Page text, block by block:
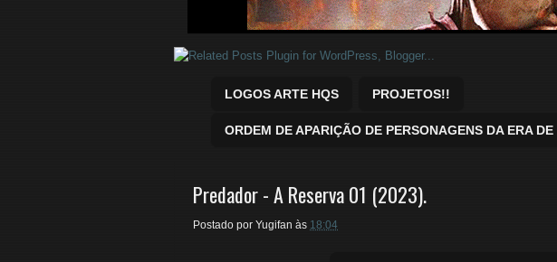
Quadrinhos Marvel e DC para baixar.
LOGOS ARTE HQS PROJETOS!!
ORDEM DE APARIÇÃO DE PERSONAGENS DA ERA DE
Predador - A Reserva 01 (2023).
Postado por Yugifan às 18:04